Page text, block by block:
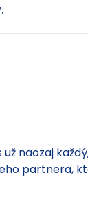
naozaj
partnera,